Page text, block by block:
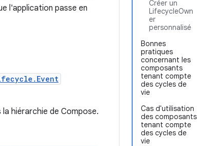
Créer un
LifecycleOwn
er
personnalisé
Bonnes
pratiques
concernant les
composants
tenant compte
des cycles de
vie
Cas d'utilisation
des composants
tenant compte
des cycles de
vie
l'application passe en
hiérarchie de Compose.